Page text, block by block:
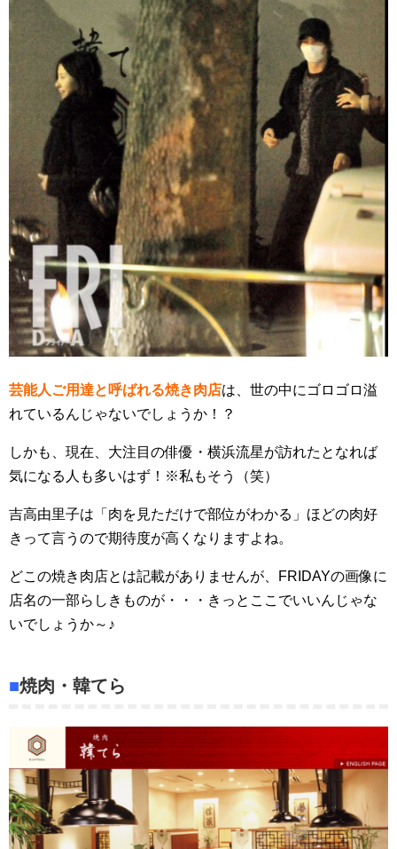
芸能人ご用達と呼ばれる焼き肉店は、世の中にゴロゴロ溢
れているんじゃないでしょうか！？
しかも、現在、大注目の俳優・横浜流星が訪れたとなれば
気になる人も多いはず！※私もそう（笑）
吉高由里子は「肉を見ただけで部位がわかる」ほどの肉好
きって言うので期待度が高くなりますよね。
どこの焼き肉店とは記載がありませんが、FRIDAYの画像に
店名の一部らしきものが・・・きっとここでいいんじゃな
いでしょうか～♪
■焼肉・韓てら